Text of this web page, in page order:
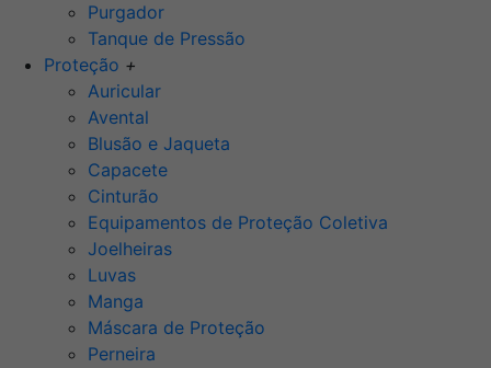
Purgador
Tanque de Pressão
Proteção +
Auricular
Avental
Blusão e Jaqueta
Capacete
Cinturão
Equipamentos de Proteção Coletiva
Joelheiras
Luvas
Manga
Máscara de Proteção
Perneira